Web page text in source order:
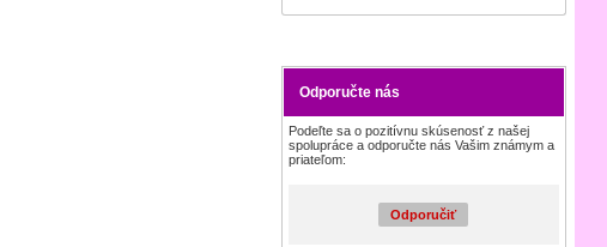
Odporučte nás
Podeľte sa o pozitívnu skúsenosť z našej
spolupráce a odporučte nás Vašim známym a
priateľom:
Odporučiť